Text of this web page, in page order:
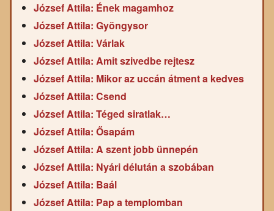
József Attila: Ének magamhoz
József Attila: Gyöngysor
József Attila: Várlak
József Attila: Amit szivedbe rejtesz
József Attila: Mikor az uccán átment a kedves
József Attila: Csend
József Attila: Téged siratlak…
József Attila: Ősapám
József Attila: A szent jobb ünnepén
József Attila: Nyári délután a szobában
József Attila: Baál
József Attila: Pap a templomban